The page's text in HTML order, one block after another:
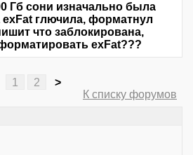
Гб сони изначально была
глючила, форматнул
что заблокирована,
exFat???
1
2
>
К списку форумов